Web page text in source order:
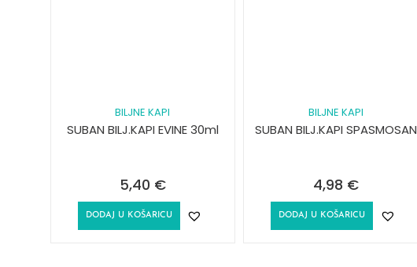
BILJNE KAPI
SUBAN BILJ.KAPI EVINE 30ml
5,40 €
DODAJ U KOŠARICU
BILJNE KAPI
SUBAN BILJ.KAPI SPASMOSAN
4,98 €
DODAJ U KOŠARICU